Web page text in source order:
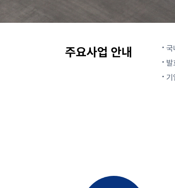
주요사업 안내
국
발